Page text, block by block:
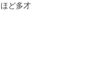
ど多才